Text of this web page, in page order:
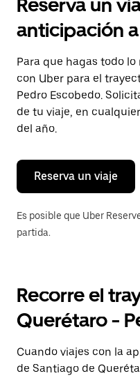
el
y
selecciona
una
fecha.
Presiona
la
tecla Esc
para
cerrar
calendario.
Reserva un
anticipación
Para que hagas todo
con Uber para el
Pedro Escobedo.
de tu viaje, en
del año.
Reserva un viaje
Es posible que Uber
partida.
Recorre el
Querétaro -
Cuando viajes con la
de Santiago de